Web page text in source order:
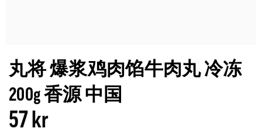
丸将 爆浆鸡肉馅牛肉丸 冷冻
200g 香源 中国
57 kr